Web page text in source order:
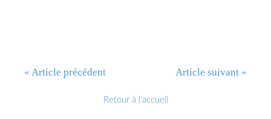
« Article précédent Article suivant »
Retour à l'accueil